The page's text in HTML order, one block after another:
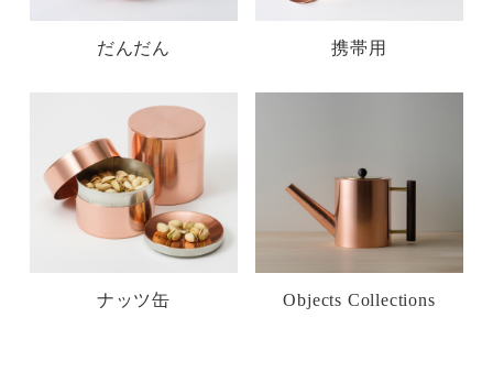
だんだん 携帯用
ナッツ缶 Objects Collections